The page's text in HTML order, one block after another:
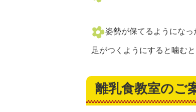
姿勢が保てるようになっ
足がつくようにすると噛む
離乳食教室のご